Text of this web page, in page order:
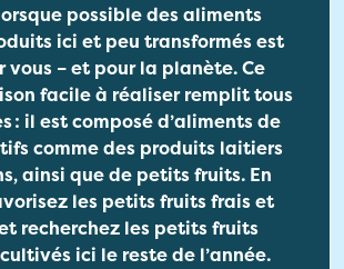
possible des aliments
ici et peu transformés est
vous – et pour la planète. Ce
facile à réaliser remplit tous
: il est composé d’aliments de
comme des produits laitiers
ainsi que de petits fruits. En
les petits fruits frais et
recherchez les petits fruits
ici le reste de l’année.